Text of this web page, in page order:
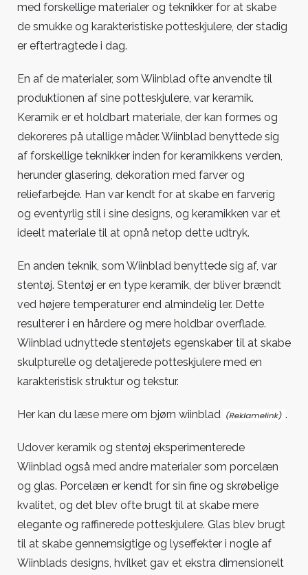
med forskellige materialer og teknikker for at skabe
de smukke og karakteristiske potteskjulere, der stadig
er eftertragtede i dag.
En af de materialer, som Wiinblad ofte anvendte til
produktionen af sine potteskjulere, var keramik.
Keramik er et holdbart materiale, der kan formes og
dekoreres på utallige måder. Wiinblad benyttede sig
af forskellige teknikker inden for keramikkens verden,
herunder glasering, dekoration med farver og
reliefarbejde. Han var kendt for at skabe en farverig
og eventyrlig stil i sine designs, og keramikken var et
ideelt materiale til at opnå netop dette udtryk.
En anden teknik, som Wiinblad benyttede sig af, var
stentøj. Stentøj er en type keramik, der bliver brændt
ved højere temperaturer end almindelig ler. Dette
resulterer i en hårdere og mere holdbar overflade.
Wiinblad udnyttede stentøjets egenskaber til at skabe
skulpturelle og detaljerede potteskjulere med en
karakteristisk struktur og tekstur.
Her kan du læse mere om bjørn wiinblad .
Udover keramik og stentøj eksperimenterede
Wiinblad også med andre materialer som porcelæn
og glas. Porcelæn er kendt for sin fine og skrøbelige
kvalitet, og det blev ofte brugt til at skabe mere
elegante og raffinerede potteskjulere. Glas blev brugt
til at skabe gennemsigtige og lyseffekter i nogle af
Wiinblads designs, hvilket gav et ekstra dimensionelt